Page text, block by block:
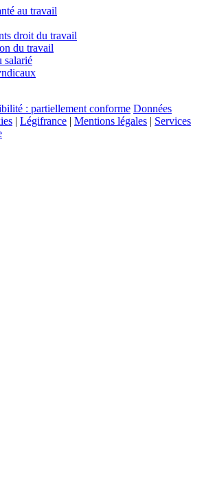
au travail
droit du travail
du travail
salarié
: partiellement conforme Données
| Légifrance | Mentions légales | Services